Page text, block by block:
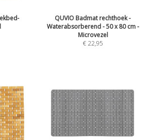
QUVIO Badmat rechthoek -
Waterabsorberend - 50 x 80 cm -
Microvezel
€22,95